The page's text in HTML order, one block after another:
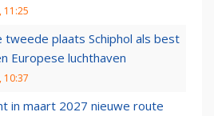
11:25
tweede plaats Schiphol als best
Europese luchthaven
10:37
in maart 2027 nieuwe route